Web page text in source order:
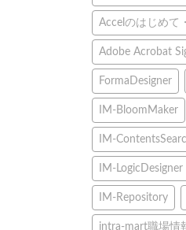
Accelのはじめて
Adobe Acrobat
FormaDesigner
IM-BloomMaker
IM-
IM-LogicDesigner
IM-Repository
intra-mart職場情